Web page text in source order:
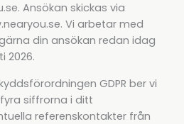
Ansökan skickas via
Vi arbetar med
din ansökan redan idag
2026.
GDPR ber vi
siffrorna i ditt
referenskontakter från